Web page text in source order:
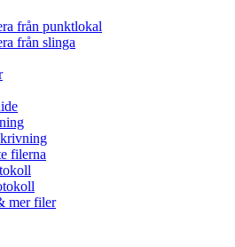
från punktlokal
från slinga
filerna
mer filer